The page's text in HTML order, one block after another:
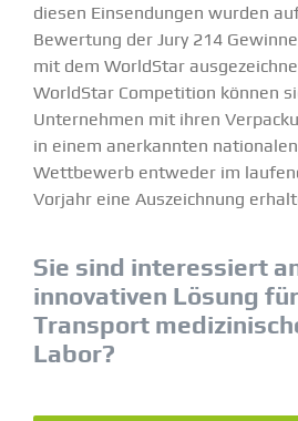
diesen Einsen­dungen wurden
Bewertung der Jury 214
mit dem WorldStar
WorldStar Compe­tition können
Unter­nehmen mit ihren
in einem anerkannten
Wettbewerb entweder im
Vorjahr eine Auszeichnung
Sie sind inter­es­siert
innova­tiven Lösung
Transport
Labor?